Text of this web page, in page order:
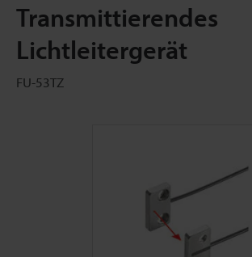
Transmittierendes
Lichtleitergerät
FU-53TZ